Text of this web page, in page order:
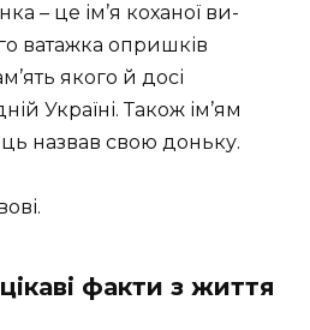
– це ім’я коханої ви­
ватажка опришків
якого й досі
Україні. Також ім’ям
назвав свою доньку.
факти з життя